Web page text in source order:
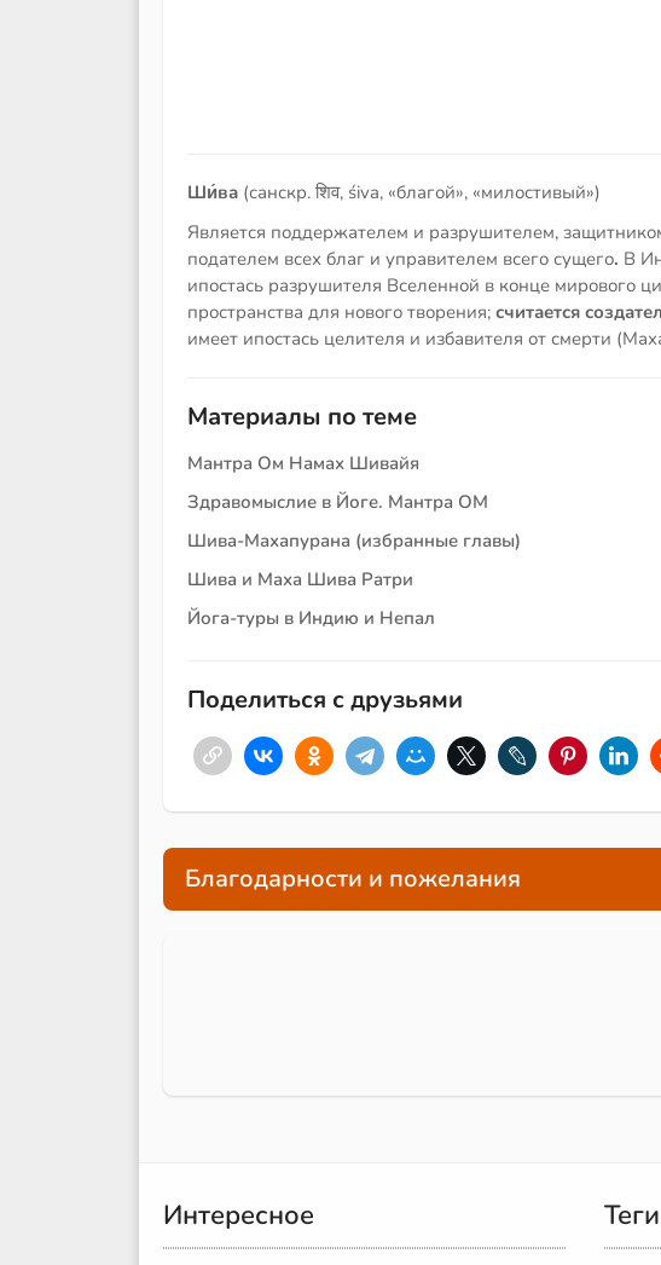
Ши́ва (санскр. शिव, śiva, «благой», «милостивый»)
Является поддержателем и разрушителем,
подателем всех благ и управителем всего сущего. В
ипостась разрушителя Вселенной в конце мирового
пространства для нового творения; считается
имеет ипостась целителя и избавителя от смерти
Материалы по теме
Мантра Ом Намах Шивайя
Здравомыслие в Йоге. Мантра ОМ
Шива-Махапурана (избранные главы)
Шива и Маха Шива Ратри
Йога-туры в Индию и Непал
Поделиться с друзьями
Благодарности и пожелания
Интересное Теги